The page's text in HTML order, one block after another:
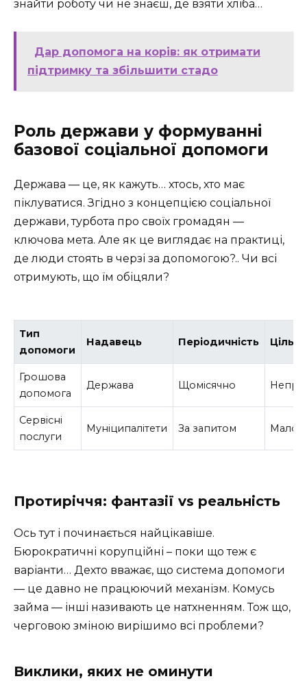
знайти роботу чи не знаєш, де взяти хліба…
Дар допомога на корів: як отримати
підтримку та збільшити стадо
Роль держави у формуванні
базової соціальної допомоги
Держава — це, як кажуть… хтось, хто має
піклуватися. Згідно з концепцією соціальної
держави, турбота про своїх громадян —
ключова мета. Але як це виглядає на практиці,
де люди стоять в черзі за допомогою?.. Чи всі
отримують, що їм обіцяли?
Тип
допомоги
Надавець Періодичність
Грошова
допомога
Держава Щомісячно
Сервісні
послуги
Муніципалітети За запитом
Протиріччя: фантазії vs реальність
Ось тут і починається найцікавіше.
Бюрократичні корупційні – поки що теж є
варіанти… Дехто вважає, що система допомоги
— це давно не працюючий механізм. Комусь
займа — інші називають це натхненням. Тож що,
черговою зміною вирішимо всі проблеми?
Виклики, яких не оминути